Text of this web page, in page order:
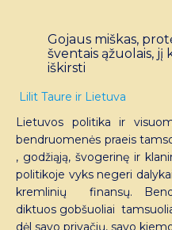
Gojaus miškas,
šventais ąžuolais,
iškirsti
Lilit Taure ir Lietuva
Lietuvos politika ir
bendruomenės praeis
, godžiąją, švogerinę ir
politikoje vyks negeri
kremlinių finansų.
diktuos gobšuoliai
dėl savo privačių, savo